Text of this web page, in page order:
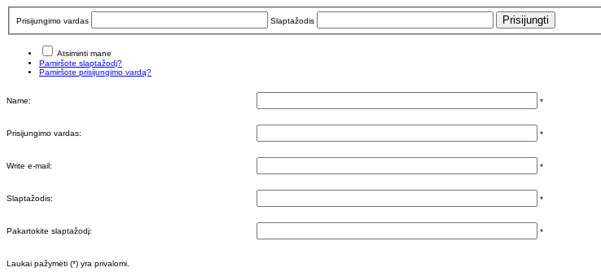
Prisijungimo vardas Slaptažodis
Atsiminti mane
Pamiršote slaptažodį?
Pamiršote prisijungimo vardą?
Name: *
Prisijungimo vardas: *
Write e-mail: *
Slaptažodis: *
Pakartokite slaptažodį: *
Laukai pažymėti (*) yra privalomi.